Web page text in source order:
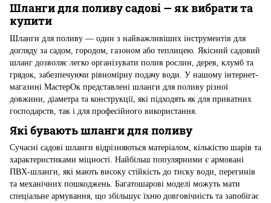
Шланги для поливу садові — як вибрати та
купити
Шланги для поливу — один з найважливіших інструментів для
догляду за садом, городом, газоном або теплицею. Якісний садовий
шланг дозволяє легко організувати полив рослин, дерев, клумб та
грядок, забезпечуючи рівномірну подачу води. У нашому інтернет-
магазині МастерОк представлені шланги для поливу різної
довжини, діаметра та конструкції, які підходять як для приватних
господарств, так і для професійного використання.
Які бувають шланги для поливу
Сучасні садові шланги відрізняються матеріалом, кількістю шарів та
характеристиками міцності. Найбільш популярними є армовані
ПВХ-шланги, які мають високу стійкість до тиску води, перегинів
та механічних пошкоджень. Багатошарові моделі можуть мати
спеціальне армування, що збільшує їхню довговічність та запобігає